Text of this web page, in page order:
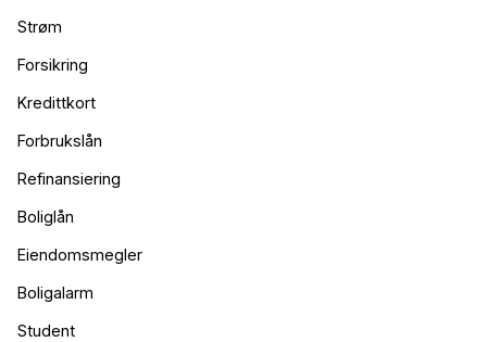
Strøm
Forsikring
Kredittkort
Forbrukslån
Refinansiering
Boliglån
Eiendomsmegler
Boligalarm
Student